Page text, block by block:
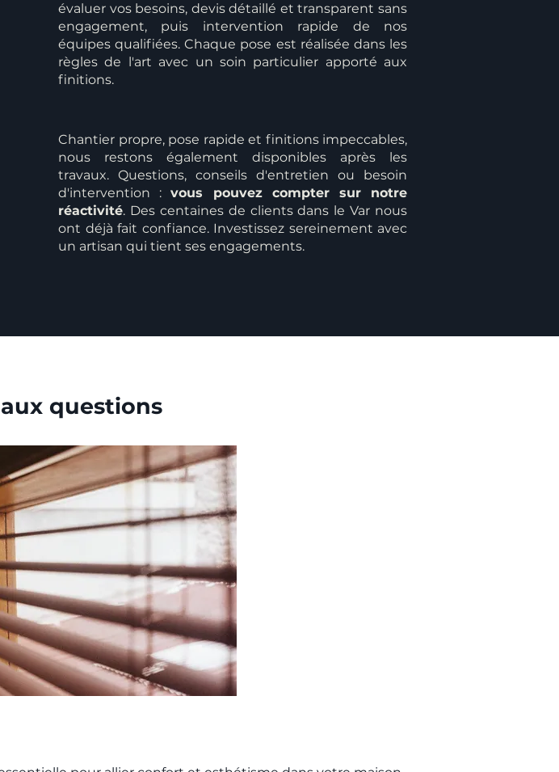
évaluer vos besoins, devis détaillé et transparent sans
engagement, puis intervention rapide de nos
équipes qualifiées. Chaque pose est réalisée dans les
règles de l'art avec un soin particulier apporté aux
finitions.
Chantier propre, pose rapide et finitions impeccables,
nous restons également disponibles après les
travaux. Questions, conseils d'entretien ou besoin
d'intervention :vous pouvez compter sur notre
réactivité. Des centaines de clients dans le Var nous
ont déjà fait confiance. Investissez sereinement avec
un artisan qui tient ses engagements.
questions